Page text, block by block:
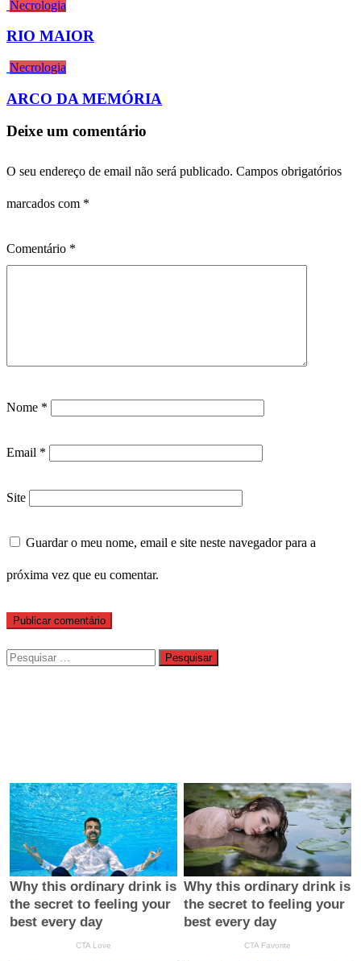
Necrologia
RIO MAIOR
Necrologia
ARCO DA MEMÓRIA
Deixe um comentário
O seu endereço de email não será publicado. Campos obrigatórios
marcados com *
Comentário *
Nome *
Email *
Site
Guardar o meu nome, email e site neste navegador para a
próxima vez que eu comentar.
Pesquisar
por: